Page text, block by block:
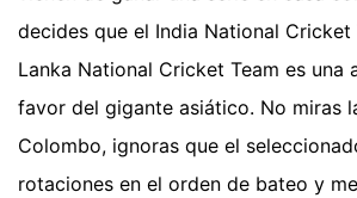
decides que el India National Cricket
Lanka National Cricket Team es una
favor del gigante asiático. No miras
Colombo, ignoras que el
rotaciones en el orden de bateo y